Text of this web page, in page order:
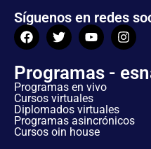
Síguenos en redes
Programas -
Programas en vivo
Cursos virtuales
Diplomados virtuales
Programas asincrónicos
Cursos oin house